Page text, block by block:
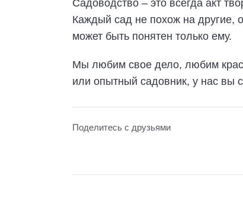
Садоводство – это всегда акт
Каждый сад не похож на другие,
может быть понятен только ему.
Мы любим свое дело, любим
или опытный садовник, у нас вы
Поделитесь с друзьями